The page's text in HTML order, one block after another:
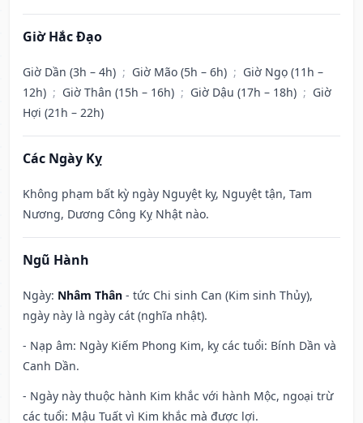
Giờ Hắc Đạo
Giờ Dần (3h – 4h) ; Giờ Mão (5h – 6h) ; Giờ Ngọ (11h –
12h) ; Giờ Thân (15h – 16h) ; Giờ Dậu (17h – 18h) ; Giờ
Hợi (21h – 22h)
Các Ngày Kỵ
Không phạm bất kỳ ngày Nguyệt kỵ, Nguyệt tận, Tam
Nương, Dương Công Kỵ Nhật nào.
Ngũ Hành
Ngày: Nhâm Thân - tức Chi sinh Can (Kim sinh Thủy),
ngày này là ngày cát (nghĩa nhật).
- Nạp âm: Ngày Kiếm Phong Kim, kỵ các tuổi: Bính Dần và
Canh Dần.
- Ngày này thuộc hành Kim khắc với hành Mộc, ngoại trừ
các tuổi: Mậu Tuất vì Kim khắc mà được lợi.